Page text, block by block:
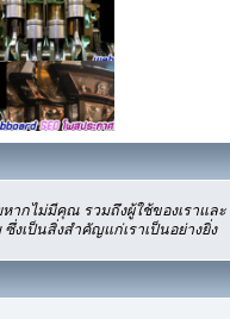
ากไม่มีคุณ รวมถึงผู้ใช้ของเราและ
งเป็นสิ่งสำคัญแก่เราเป็นอย่างยิ่ง